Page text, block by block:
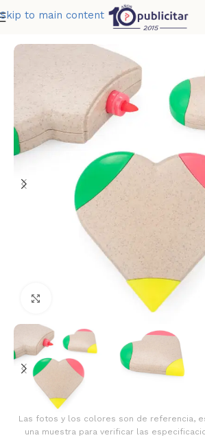
Skip to main content
RESALTADOR PANAMA
Las fotos y los colores son de referencia,
una muestra para verificar las